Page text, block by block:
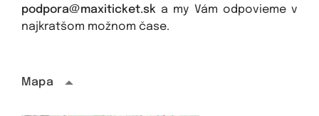
podpora@maxiticket.sk a my Vám odpovieme v
najkratšom možnom čase.
Mapa